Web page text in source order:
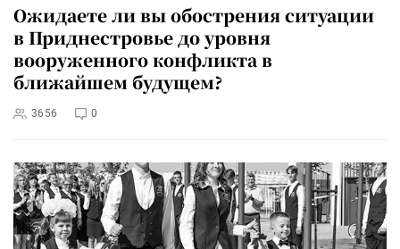
Ожидаете ли вы обострения ситуации
в Приднестровье до уровня
вооруженного конфликта в
ближайшем будущем?
3656 0